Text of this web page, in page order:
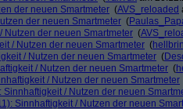
der neuen Smartmeter (AVS_reloaded
der neuen Smartmeter (
Nutzen der neuen Smartmeter (
/ Nutzen der neuen Smartmeter (
/ Nutzen der neuen Smartmeter (
/ Nutzen der neuen Smartmeter (
/ Nutzen der neuen Smartmeter
Sinnhaftigkeit / Nutzen der neuen
Sinnhaftigkeit / Nutzen der neuen